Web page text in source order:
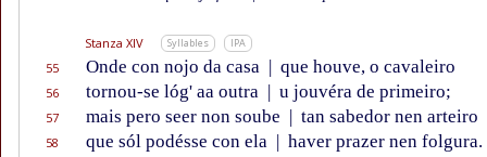
Stanza XIV Syllables IPA
55 Onde con nojo da casa | que houve, o cavaleiro
56 tornou-se lóg' aa outra | u jouvéra de primeiro;
57 mais pero seer non soube | tan sabedor nen arteiro
58 que sól podésse con ela | haver prazer nen folgura.